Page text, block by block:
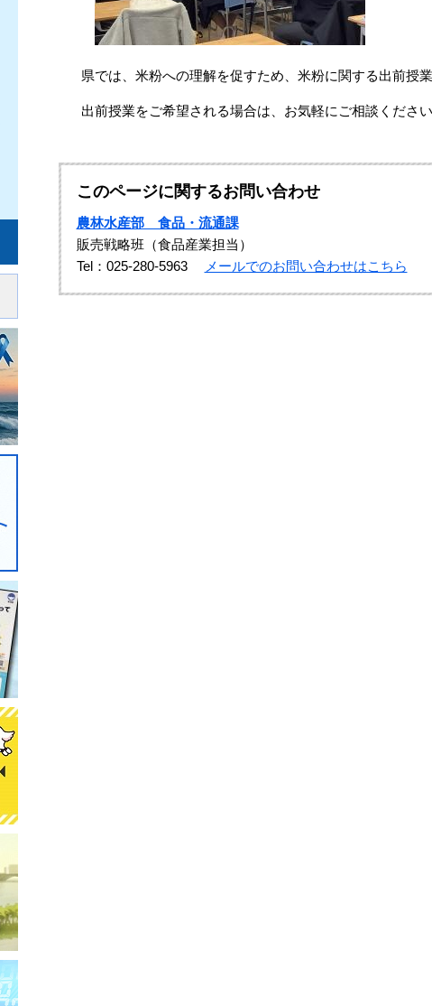
県では、米粉への理解を促すため、米粉に関する出前授業
出前授業をご希望される場合は、お気軽にご相談ください
このページに関するお問い合わせ
農林水産部 食品・流通課
販売戦略班（食品産業担当）
Tel：025-280-5963
メールでのお問い合わせはこちら